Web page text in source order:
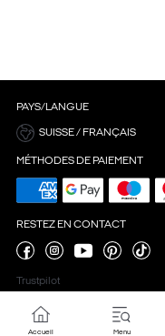
PAYS/LANGUE
SUISSE / FRANÇAIS
MÉTHODES DE PAIEMENT
RESTEZ EN CONTACT
Trustpilot
Accueil Menu